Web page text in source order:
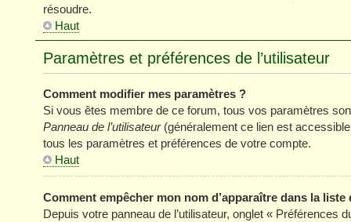
résoudre.
Haut
Paramètres et préférences de l’utilisateur
Comment modifier mes paramètres ?
Si vous êtes membre de ce forum, tous vos paramètres
Panneau de l’utilisateur(généralement ce lien est
tous les paramètres et préférences de votre compte.
Haut
Comment empêcher mon nom d’apparaître dans la
Depuis votre panneau de l’utilisateur, onglet « Préférences